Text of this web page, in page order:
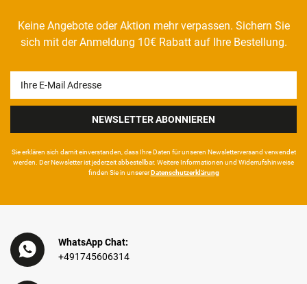
Keine Angebote oder Aktion mehr verpassen. Sichern Sie
sich mit der Anmeldung 10€ Rabatt auf Ihre Bestellung.
Honig
NEWSLETTER ABONNIEREN
Sie erklären sich damit ein­ver­standen, dass Ihre Da­ten für unseren News­letter­versand ver­wen­det
werden. Der News­letter ist jeder­zeit ab­bestel­lbar. Weitere Infor­mationen und Wider­rufshin­weise
finden Sie in unsererDaten­schutz­erklärung
WhatsApp Chat:
+491745606314